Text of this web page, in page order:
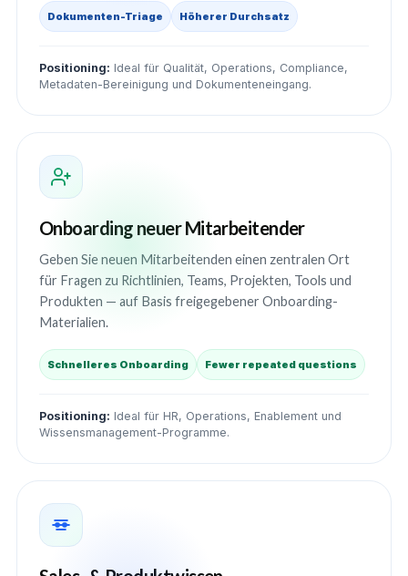
Dokumenten-Triage Höherer Durchsatz
Positioning: Ideal für Qualität, Operations, Compliance,
Metadaten-Bereinigung und Dokumenteneingang.
Onboarding neuer Mitarbeitender
Geben Sie neuen Mitarbeitenden einen zentralen Ort
für Fragen zu Richtlinien, Teams, Projekten, Tools und
Produkten — auf Basis freigegebener Onboarding-
Materialien.
Schnelleres Onboarding Fewer repeated questions
Positioning: Ideal für HR, Operations, Enablement und
Wissensmanagement-Programme.